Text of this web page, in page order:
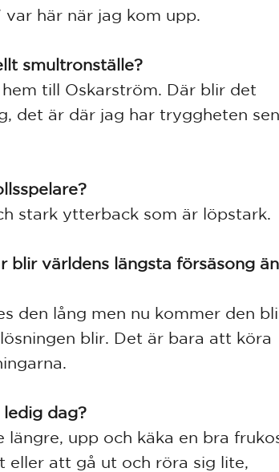
här när jag kom upp.
smultronställe?
till Oskarström. Där blir det
det är där jag har tryggheten
stark ytterback som är löpstark.
blir världens längsta försäsong än
den lång men nu kommer den bli
blir. Det är bara att köra
dag?
längre, upp och käka en bra
eller att gå ut och röra sig lite,